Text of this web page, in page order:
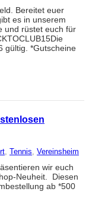
Bereitet euer
es in unserem
und rüstet euch für
gültig. *Gutscheine
, Tennis, Vereinsheim
wir euch
Neuheit. Diesen
ab *500